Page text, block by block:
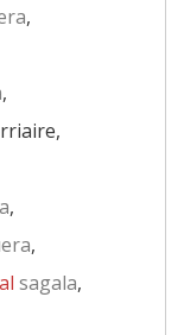
,
,
,
,
sagala,